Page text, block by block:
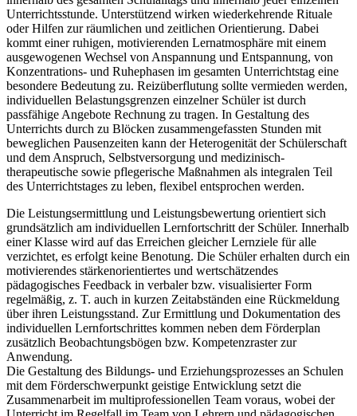
Unterrichtsstunde. Unterstützend wirken wiederkehrende Rituale
oder Hilfen zur räumlichen und zeitlichen Orientierung. Dabei
kommt einer ruhigen, motivierenden Lernatmosphäre mit einem
ausgewogenen Wechsel von Anspannung und Entspannung, von
Konzentrations- und Ruhephasen im gesamten Unterrichtstag eine
besondere Bedeutung zu. Reizüberflutung sollte vermieden werden,
individuellen Belastungsgrenzen einzelner Schüler ist durch
passfähige Angebote Rechnung zu tragen. In Gestaltung des
Unterrichts durch zu Blöcken zusammengefassten Stunden mit
beweglichen Pausenzeiten kann der Heterogenität der Schülerschaft
und dem Anspruch, Selbstversorgung und medizinisch-
therapeutische sowie pflegerische Maßnahmen als integralen Teil
des Unterrichtstages zu leben, flexibel entsprochen werden.
Die Leistungsermittlung und Leistungsbewertung orientiert sich
grundsätzlich am individuellen Lernfortschritt der Schüler. Innerhalb
einer Klasse wird auf das Erreichen gleicher Lernziele für alle
verzichtet, es erfolgt keine Benotung. Die Schüler erhalten durch ein
motivierendes stärkenorientiertes und wertschätzendes
pädagogisches Feedback in verbaler bzw. visualisierter Form
regelmäßig, z. T. auch in kurzen Zeitabständen eine Rückmeldung
über ihren Leistungsstand. Zur Ermittlung und Dokumentation des
individuellen Lernfortschrittes kommen neben dem Förderplan
zusätzlich Beobachtungsbögen bzw. Kompetenzraster zur
Anwendung.
Die Gestaltung des Bildungs- und Erziehungsprozesses an Schulen
mit dem Förderschwerpunkt geistige Entwicklung setzt die
Zusammenarbeit im multiprofessionellen Team voraus, wobei der